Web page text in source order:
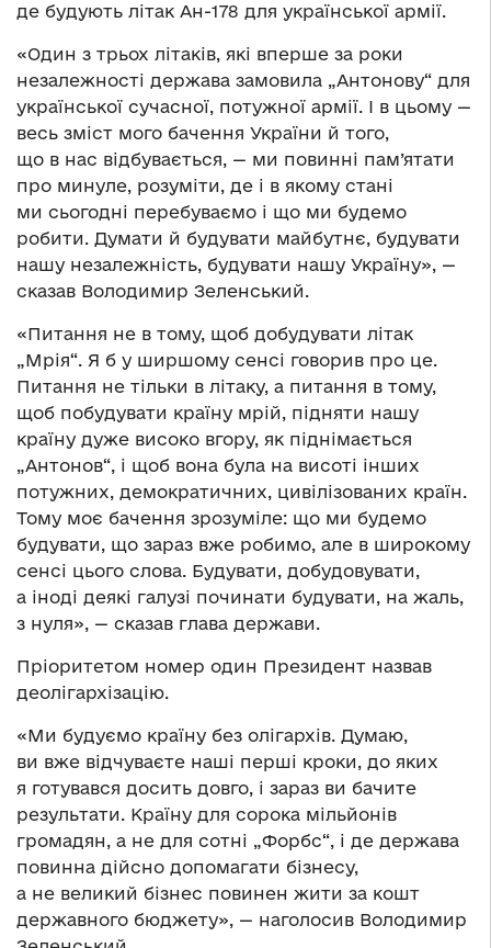
де будують літак Ан-178 для української армії.
«Один з трьох літаків, які вперше за роки
незалежності держава замовила „Антонову“ для
української сучасної, потужної армії. І в цьому —
весь зміст мого бачення України й того,
що в нас відбувається, — ми повинні пам’ятати
про минуле, розуміти, де і в якому стані
ми сьогодні перебуваємо і що ми будемо
робити. Думати й будувати майбутнє, будувати
нашу незалежність, будувати нашу Україну», —
сказав Володимир Зеленський.
«Питання не в тому, щоб добудувати літак
„Мрія“. Я б у ширшому сенсі говорив про це.
Питання не тільки в літаку, а питання в тому,
щоб побудувати країну мрій, підняти нашу
країну дуже високо вгору, як піднімається
„Антонов“, і щоб вона була на висоті інших
потужних, демократичних, цивілізованих країн.
Тому моє бачення зрозуміле: що ми будемо
будувати, що зараз вже робимо, але в широкому
сенсі цього слова. Будувати, добудовувати,
а іноді деякі галузі починати будувати, на жаль,
з нуля», — сказав глава держави.
Пріоритетом номер один Президент назвав
деолігархізацію.
«Ми будуємо країну без олігархів. Думаю,
ви вже відчуваєте наші перші кроки, до яких
я готувався досить довго, і зараз ви бачите
результати. Країну для сорока мільйонів
громадян, а не для сотні „Форбс“, і де держава
повинна дійсно допомагати бізнесу,
а не великий бізнес повинен жити за кошт
державного бюджету», — наголосив Володимир